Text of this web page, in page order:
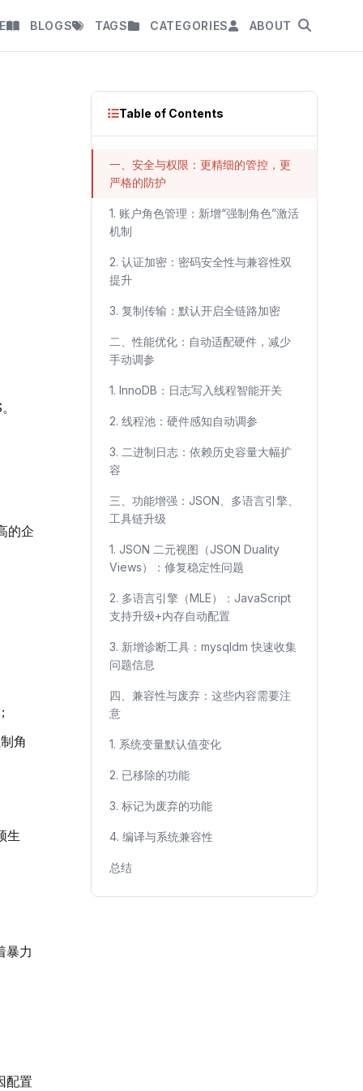
BLOGS TAGS CATEGORIES ABOUT
的企
角
生
暴力
配置
Table of Contents
一、安全与权限：更精细的管控，更
严格的防护
1. 账户角色管理：新增“强制角色”激活
机制
2. 认证加密：密码安全性与兼容性双
提升
3. 复制传输：默认开启全链路加密
二、性能优化：自动适配硬件，减少
手动调参
1. InnoDB：日志写入线程智能开关
2. 线程池：硬件感知自动调参
3. 二进制日志：依赖历史容量大幅扩
容
三、功能增强：JSON、多语言引擎、
工具链升级
1. JSON 二元视图（JSON Duality
Views）：修复稳定性问题
2. 多语言引擎（MLE）：JavaScript
支持升级+内存自动配置
3. 新增诊断工具：mysqldm 快速收集
问题信息
四、兼容性与废弃：这些内容需要注
意
1. 系统变量默认值变化
2. 已移除的功能
3. 标记为废弃的功能
4. 编译与系统兼容性
总结